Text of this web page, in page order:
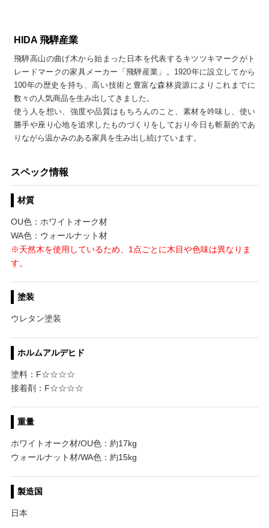
HIDA 飛騨産業
飛騨高山の曲げ木から始まった日本を代表するキツツキマークがト
レードマークの家具メーカー「飛騨産業」。1920年に設立してから
100年の歴史を持ち、高い技術と豊富な森林資源によりこれまでに
数々の人気商品を生み出してきました。
使う人を想い、強度や品質はもちろんのこと、素材を吟味し、使い
勝手や座り心地を追求したものづくりをしており今日も斬新的であ
りながら温かみのある家具を生み出し続けています。
スペック情報
材質
OU色：ホワイトオーク材
WA色：ウォールナット材
※天然木を使用しているため、1点ごとに木目や色味は異なりま
す。
塗装
ウレタン塗装
ホルムアルデヒド
塗料：F☆☆☆☆
接着剤：F☆☆☆☆
重量
ホワイトオーク材/OU色：約17kg
ウォールナット材/WA色：約15kg
製造国
日本